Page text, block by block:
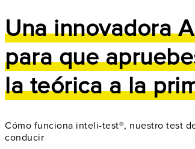
Una innovadora
para que
la teórica a la
Cómo funciona inteli-test®, nuestro test
conducir